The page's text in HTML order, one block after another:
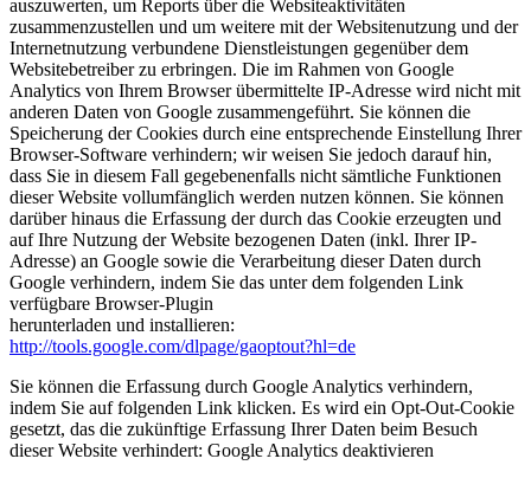
auszuwerten, um Reports über die Websiteaktivitäten
zusammenzustellen und um weitere mit der Websitenutzung und der
Internetnutzung verbundene Dienstleistungen gegenüber dem
Websitebetreiber zu erbringen. Die im Rahmen von Google
Analytics von Ihrem Browser übermittelte IP-Adresse wird nicht mit
anderen Daten von Google zusammengeführt. Sie können die
Speicherung der Cookies durch eine entsprechende Einstellung Ihrer
Browser-Software verhindern; wir weisen Sie jedoch darauf hin,
dass Sie in diesem Fall gegebenenfalls nicht sämtliche Funktionen
dieser Website vollumfänglich werden nutzen können. Sie können
darüber hinaus die Erfassung der durch das Cookie erzeugten und
auf Ihre Nutzung der Website bezogenen Daten (inkl. Ihrer IP-
Adresse) an Google sowie die Verarbeitung dieser Daten durch
Google verhindern, indem Sie das unter dem folgenden Link
verfügbare Browser-Plugin
herunterladen und installieren:
http://tools.google.com/dlpage/gaoptout?hl=de
Sie können die Erfassung durch Google Analytics verhindern,
indem Sie auf folgenden Link klicken. Es wird ein Opt-Out-Cookie
gesetzt, das die zukünftige Erfassung Ihrer Daten beim Besuch
dieser Website verhindert: Google Analytics deaktivieren